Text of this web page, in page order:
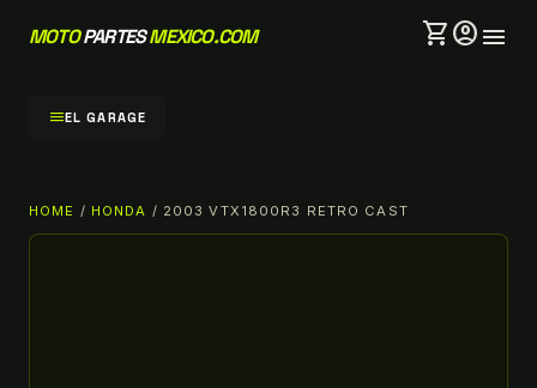
MOTOPARTESMEXICO.COM shopping_cartaccount_circlemenu
menuEL GARAGE
HOME / HONDA / 2003 VTX1800R3 RETRO CAST